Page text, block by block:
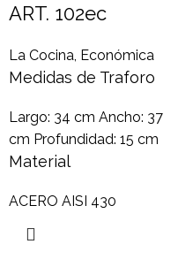
ART. 102ec
La Cocina, Económica
Medidas de Traforo
Largo: 34 cm Ancho: 37
cm Profundidad: 15 cm
Material
ACERO AISI 430